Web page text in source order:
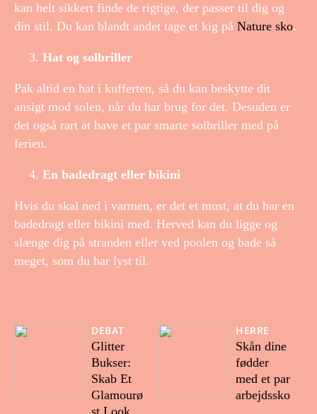
kan helt sikkert finde de rigtige, der passer til dig og
din stil. Du kan blandt andet tage et kig på Nature sko.
Hat og solbriller
Pak altid en hat i kufferten, så du kan beskytte dit
ansigt mod solen, når du har brug for det. Desuden er
det også rart at have et par smarte solbriller med på
ferien.
En badedragt eller bikini
Hvis du skal ned i varmen, er det et must, at du har en
badedragt eller bikini med. Herved kan du ligge og
slænge dig på stranden eller ved poolen og bade så
meget, som du har lyst til.
DEBAT
Glitter
Bukser:
Skab Et
Glamourø
HERRE
Skån dine
fødder
med et par
arbejdssko